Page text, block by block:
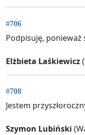
#706
Podpisuję, ponieważ
Elżbieta Laśkiewicz
#708
Jestem
Szymon Lubiński